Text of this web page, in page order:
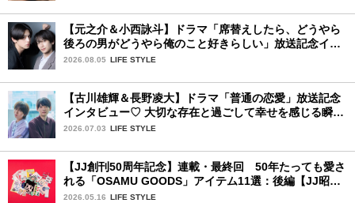
【元之介＆小西詠斗】ドラマ「席替えしたら、どうやら
後ろの男がどうやら俺のこと好きらしい」放送記念イン
タビュー♡ 「自然と詠斗くんが可愛く見えたんです」
2026.08.05 LIFE STYLE
【古川雄輝＆長野凌大】ドラマ「普通の恋愛」放送記念
インタビュー♡ 大切な存在と過ごして幸せを感じる瞬間
は？
2026.07.03 LIFE STYLE
【JJ創刊50周年記念】連載・最終回 50年たっても愛さ
れる「OSAMU GOODS」アイテム11選：後編【JJ昭和
レトロ学園】
2026.05.16 LIFE STYLE